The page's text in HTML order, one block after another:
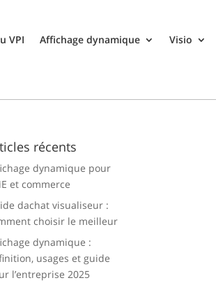
VPI Affichage dynamique Visio
récents
dynamique pour
et commerce
dachat visualiseur :
choisir le meilleur
dynamique :
usages et guide
l’entreprise 2025